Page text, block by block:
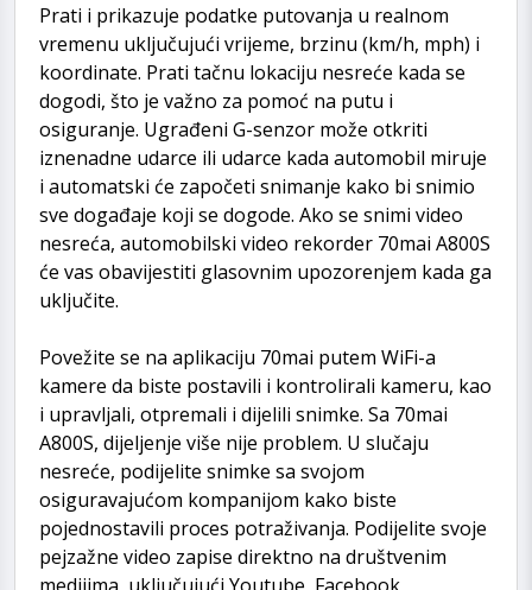
Prati i prikazuje podatke putovanja u realnom
vremenu uključujući vrijeme, brzinu (km/h, mph) i
koordinate. Prati tačnu lokaciju nesreće kada se
dogodi, što je važno za pomoć na putu i
osiguranje. Ugrađeni G-senzor može otkriti
iznenadne udarce ili udarce kada automobil miruje
i automatski će započeti snimanje kako bi snimio
sve događaje koji se dogode. Ako se snimi video
nesreća, automobilski video rekorder 70mai A800S
će vas obavijestiti glasovnim upozorenjem kada ga
uključite.
Povežite se na aplikaciju 70mai putem WiFi-a
kamere da biste postavili i kontrolirali kameru, kao
i upravljali, otpremali i dijelili snimke. Sa 70mai
A800S, dijeljenje više nije problem. U slučaju
nesreće, podijelite snimke sa svojom
osiguravajućom kompanijom kako biste
pojednostavili proces potraživanja. Podijelite svoje
pejzažne video zapise direktno na društvenim
medijima, uključujući Youtube, Facebook,